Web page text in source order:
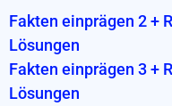
Fakten einprägen 2 +
Lösungen
Fakten einprägen 3 +
Lösungen